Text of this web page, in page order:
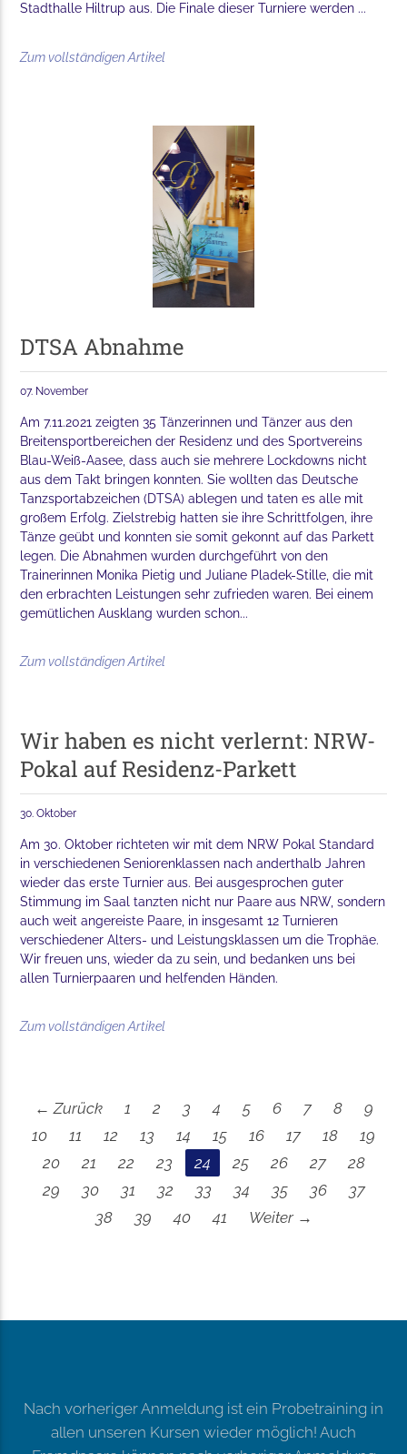
Stadthalle Hiltrup aus. Die Finale dieser Turniere werden ...
Zum vollständigen Artikel
DTSA Abnahme
07. November
Am 7.11.2021 zeigten 35 Tänzerinnen und Tänzer aus den
Breitensportbereichen der Residenz und des Sportvereins
Blau-Weiß-Aasee, dass auch sie mehrere Lockdowns nicht
aus dem Takt bringen konnten. Sie wollten das Deutsche
Tanzsportabzeichen (DTSA) ablegen und taten es alle mit
großem Erfolg. Zielstrebig hatten sie ihre Schrittfolgen, ihre
Tänze geübt und konnten sie somit gekonnt auf das Parkett
legen. Die Abnahmen wurden durchgeführt von den
Trainerinnen Monika Pietig und Juliane Pladek-Stille, die mit
den erbrachten Leistungen sehr zufrieden waren. Bei einem
gemütlichen Ausklang wurden schon...
Zum vollständigen Artikel
Wir haben es nicht verlernt: NRW-
Pokal auf Residenz-Parkett
30. Oktober
Am 30. Oktober richteten wir mit dem NRW Pokal Standard
in verschiedenen Seniorenklassen nach anderthalb Jahren
wieder das erste Turnier aus. Bei ausgesprochen guter
Stimmung im Saal tanzten nicht nur Paare aus NRW, sondern
auch weit angereiste Paare, in insgesamt 12 Turnieren
verschiedener Alters- und Leistungsklassen um die Trophäe.
Wir freuen uns, wieder da zu sein, und bedanken uns bei
allen Turnierpaaren und helfenden Händen.
Zum vollständigen Artikel
← Zurück 1 2 3 4 5 6 7 8
9
10
11 12 13 14 15 16 17 18
19
20
21 22 23 24 25 26 27
28
29
30 31 32 33 34 35 36
37
38
39 40 41 Weiter →
Nach vorheriger Anmeldung ist ein Probetraining in
allen unseren Kursen wieder möglich! Auch